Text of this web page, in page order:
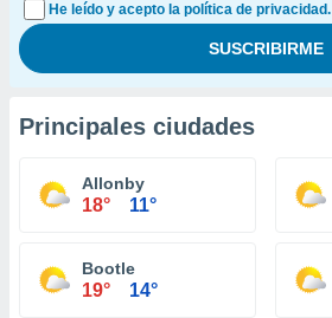
He leído y acepto la política de privacidad.
Principales ciudades
Allonby
18° 11°
Bootle
19° 14°